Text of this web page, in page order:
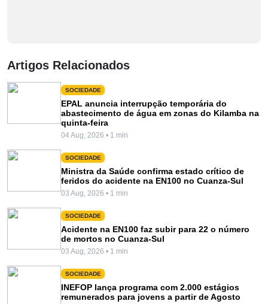
Artigos Relacionados
SOCIEDADE
EPAL anuncia interrupção temporária do
abastecimento de água em zonas do Kilamba na
quinta-feira
04 Aug, 2026 • 1 min
SOCIEDADE
Ministra da Saúde confirma estado crítico de
feridos do acidente na EN100 no Cuanza-Sul
03 Aug, 2026 • 1 min
SOCIEDADE
Acidente na EN100 faz subir para 22 o número
de mortos no Cuanza-Sul
03 Aug, 2026 • 1 min
SOCIEDADE
INEFOP lança programa com 2.000 estágios
remunerados para jovens a partir de Agosto